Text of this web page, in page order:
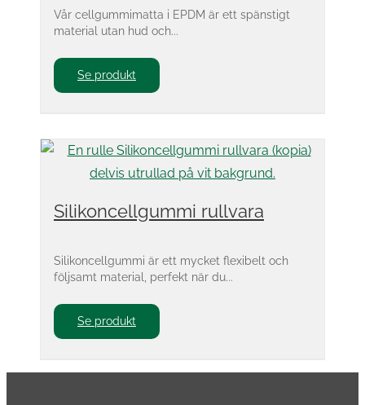
Vår cellgummimatta i EPDM är ett spänstigt
material utan hud och...
Se produkt
Silikoncellgummi rullvara
Silikoncellgummi är ett mycket flexibelt och
följsamt material, perfekt när du...
Se produkt